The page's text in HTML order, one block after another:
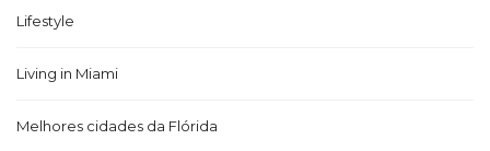
Lifestyle
Living in Miami
Melhores cidades da Flórida